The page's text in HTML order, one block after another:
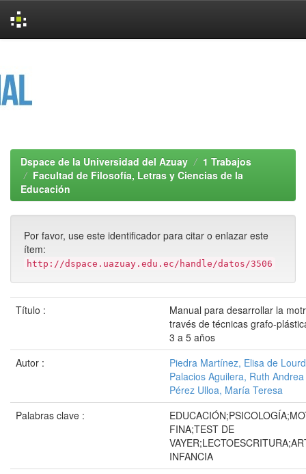
Dspace de la Universidad del Azuay
1 Trabajos
Facultad de Filosofía, Letras y Ciencias de la
Educación
Por favor, use este identificador para citar o enlazar este
ítem:
http://dspace.uazuay.edu.ec/handle/datos/3506
Título :
Manual para desarrollar la
través de técnicas grafo-
3 a 5 años
Autor :
Piedra Martínez, Elisa de
Palacios Aguilera, Ruth Andrea
Pérez Ulloa, María Teresa
Palabras clave :
FINA;TEST DE
INFANCIA